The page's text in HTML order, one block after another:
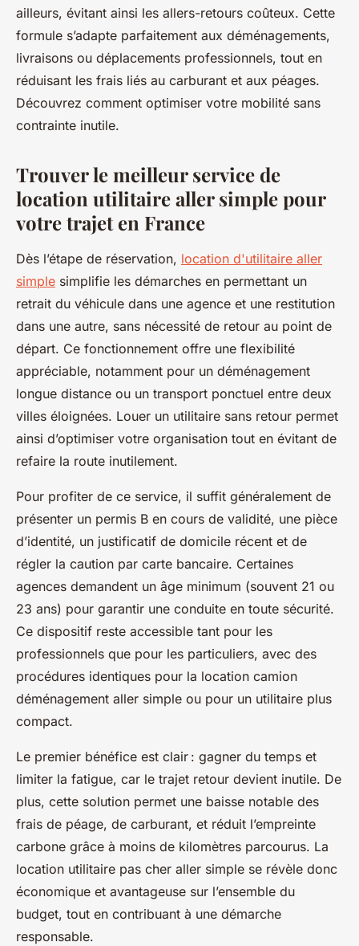
Martin•17 juillet 2025• 8 min de lecture
ailleurs, évitant ainsi les allers-retours coûteux. Cette
formule s’adapte parfaitement aux déménagements,
livraisons ou déplacements professionnels, tout en
réduisant les frais liés au carburant et aux péages.
Découvrez comment optimiser votre mobilité sans
contrainte inutile.
Trouver le meilleur service de
location utilitaire aller simple pour
votre trajet en France
Dès l’étape de réservation, location d'utilitaire aller
simple simplifie les démarches en permettant un
retrait du véhicule dans une agence et une restitution
dans une autre, sans nécessité de retour au point de
départ. Ce fonctionnement offre une flexibilité
appréciable, notamment pour un déménagement
longue distance ou un transport ponctuel entre deux
villes éloignées. Louer un utilitaire sans retour permet
ainsi d’optimiser votre organisation tout en évitant de
refaire la route inutilement.
Pour profiter de ce service, il suffit généralement de
présenter un permis B en cours de validité, une pièce
d’identité, un justificatif de domicile récent et de
régler la caution par carte bancaire. Certaines
agences demandent un âge minimum (souvent 21 ou
23 ans) pour garantir une conduite en toute sécurité.
Ce dispositif reste accessible tant pour les
professionnels que pour les particuliers, avec des
procédures identiques pour la location camion
déménagement aller simple ou pour un utilitaire plus
compact.
Le premier bénéfice est clair : gagner du temps et
limiter la fatigue, car le trajet retour devient inutile. De
plus, cette solution permet une baisse notable des
frais de péage, de carburant, et réduit l’empreinte
carbone grâce à moins de kilomètres parcourus. La
location utilitaire pas cher aller simple se révèle donc
économique et avantageuse sur l’ensemble du
budget, tout en contribuant à une démarche
responsable.